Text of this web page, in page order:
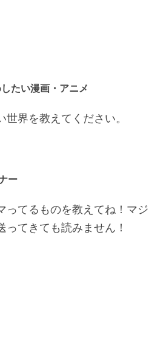
たい漫画・アニメ
界を教えてください。
ー
ってるものを教えてね！マジ
てきても読みません！